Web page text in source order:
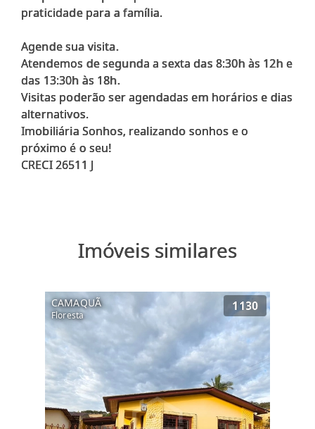
praticidade para a família.
Agende sua visita.
Atendemos de segunda a sexta das 8:30h às 12h e
das 13:30h às 18h.
Visitas poderão ser agendadas em horários e dias
alternativos.
Imobiliária Sonhos, realizando sonhos e o
próximo é o seu!
Imóveis similares
CAMAQUÃ
Floresta
1130